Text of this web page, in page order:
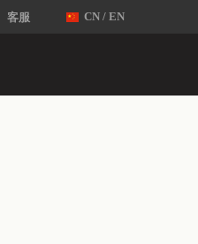
客服 CN / EN